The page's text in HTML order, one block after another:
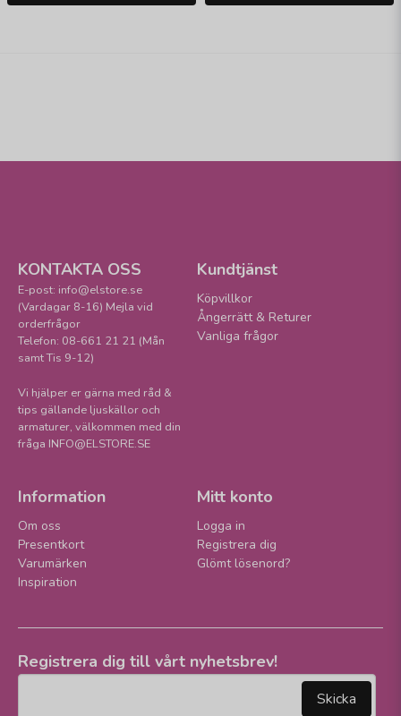
KONTAKTA OSS
E-post: info@elstore.se
(Vardagar 8-16) Mejla vid
orderfrågor
Telefon: 08-661 21 21 (Mån
samt Tis 9-12)
Vi hjälper er gärna med råd &
tips gällande ljuskällor och
armaturer, välkommen med din
fråga INFO@ELSTORE.SE
Kundtjänst
Köpvillkor
Ångerrätt & Returer
Vanliga frågor
Information
Om oss
Presentkort
Varumärken
Inspiration
Mitt konto
Logga in
Registrera dig
Glömt lösenord?
Registrera dig till vårt nyhetsbrev!
Skicka